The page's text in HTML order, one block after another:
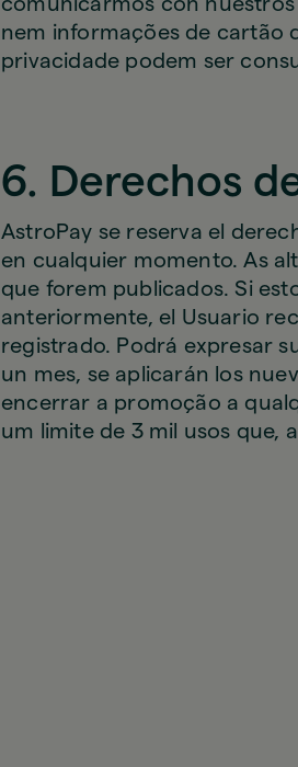
comunicarmos con
nem informações de cartão
privacidade podem ser
6. Derechos
AstroPay se reserva el
en cualquier momento. As
que forem publicados. Si
anteriormente, el Usuario
registrado. Podrá expresar
un mes, se aplicarán los
encerrar a promoção a
um limite de 3 mil usos que,